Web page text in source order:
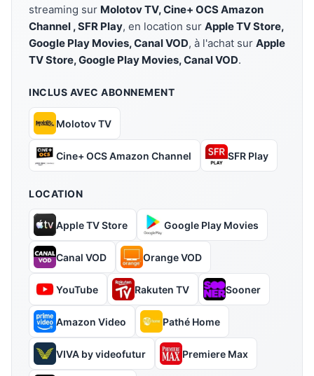
streaming sur Molotov TV, Cine+ OCS Amazon
Channel , SFR Play, en location sur Apple TV Store,
Google Play Movies, Canal VOD, à l'achat sur Apple
TV Store, Google Play Movies, Canal VOD.
INCLUS AVEC ABONNEMENT
Molotov TV
Cine+ OCS Amazon Channel SFR Play
LOCATION
Apple TV Store Google Play Movies
Canal VOD Orange VOD
YouTube Rakuten TV Sooner
Amazon Video Pathé Home
VIVA by videofutur Premiere Max